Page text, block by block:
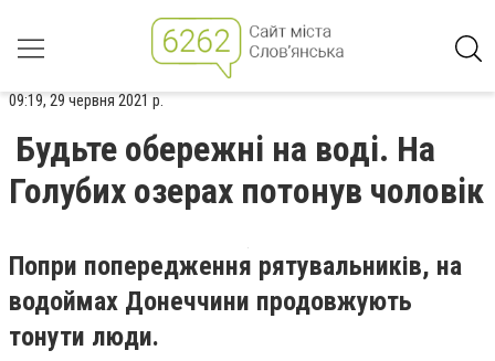
09:19, 29 червня 2021 р.
Будьте обережні на воді. На
Голубих озерах потонув чоловік
Попри попередження рятувальників, на
водоймах Донеччини продовжують
тонути люди.